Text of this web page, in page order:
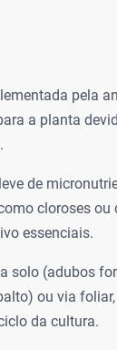
pela
a planta
de
cloroses ou
essenciais.
solo (adubos
ou via
da cultura.